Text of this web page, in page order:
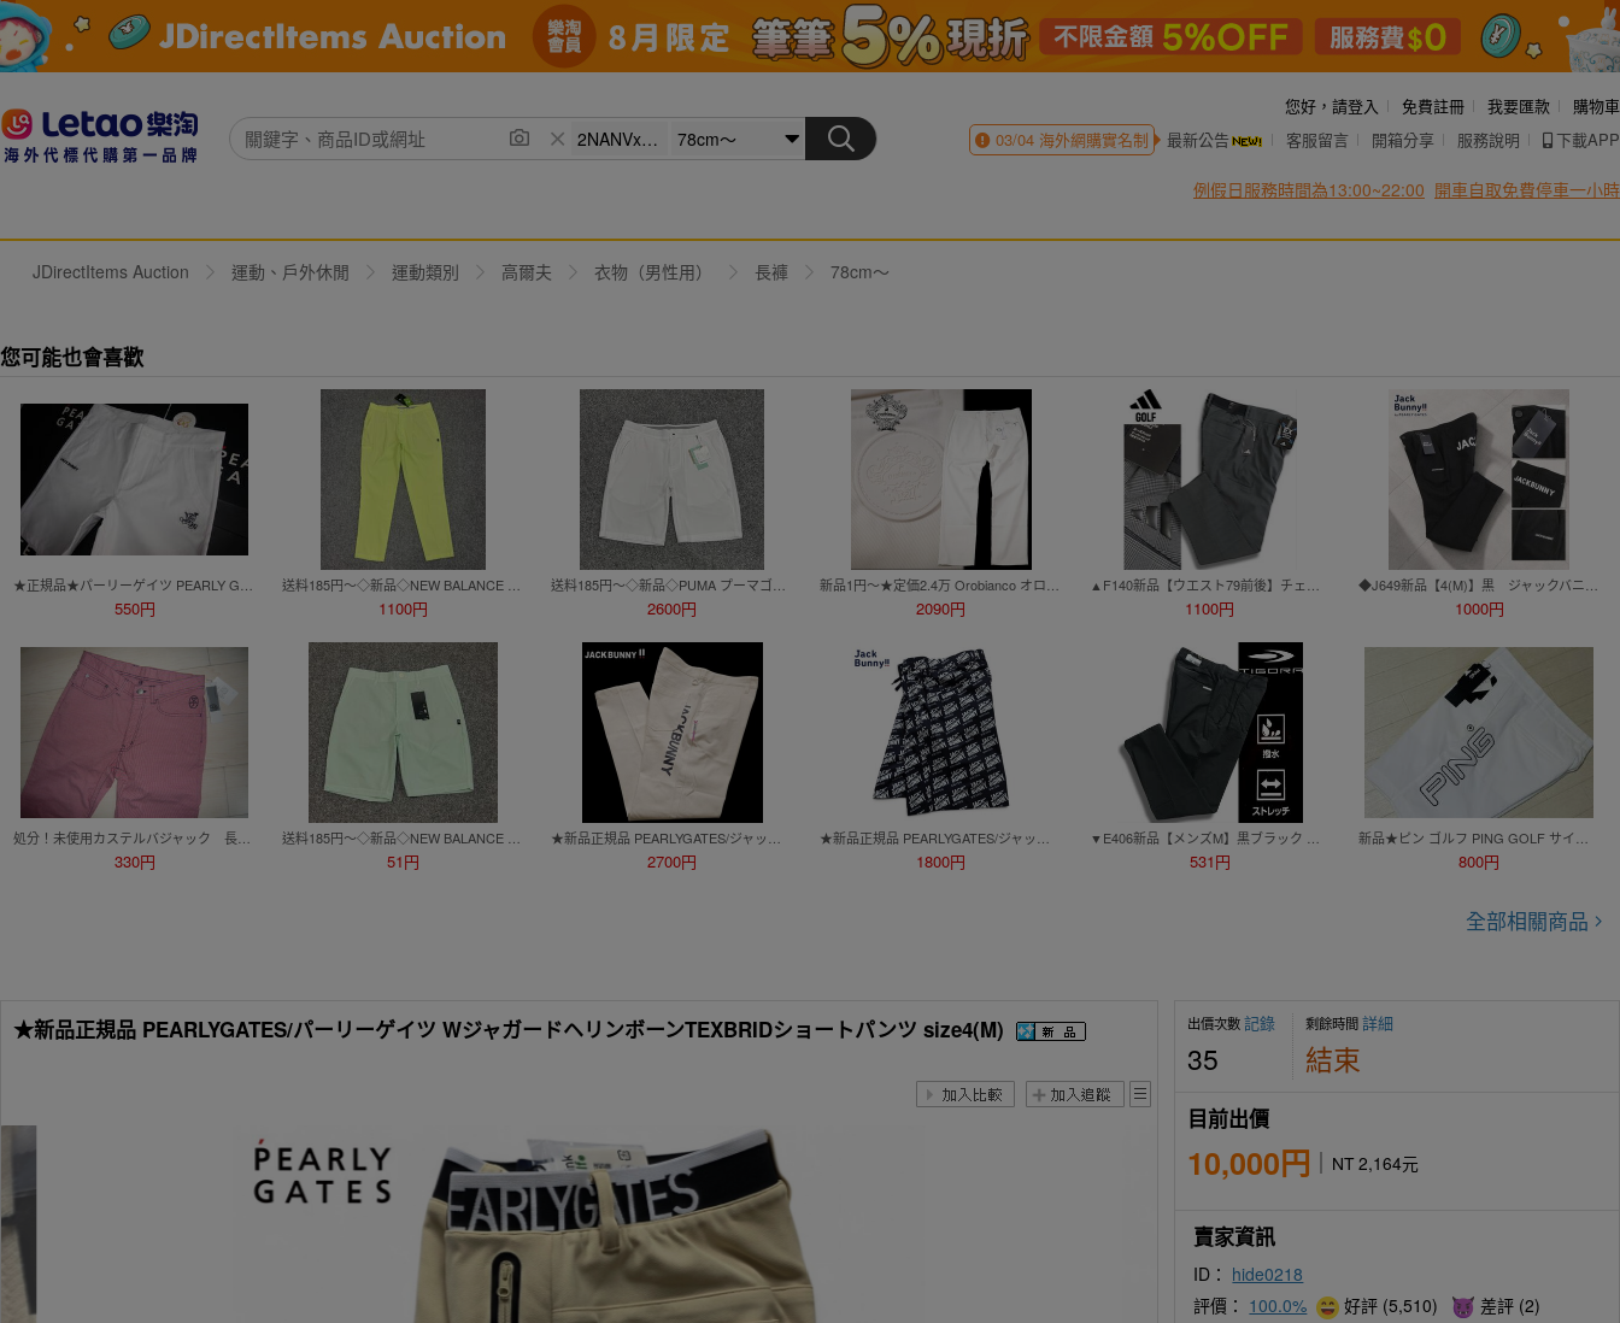
您好， 請登入 免費註冊 我要匯款
購物車
03/04海外網購實名制 最新公告 客服留言 開箱分享 服務說明 下載APP
例假日服務時間為13:00~22:00 開車自取免費停車一小時
JDirectItems Auction 運動、戶外休閒 運動類別 高爾夫 衣物（男性用） 長褲 78cm～
您可能也會喜歡
550円 1100円 2600円 2090円 1100円 1000円
330円 51円 2700円 1800円 531円 800円
全部相關商品
★新品正規品 PEARLYGATES/パーリーゲイツ WジャガードヘリンボーンTEXBRIDショートパンツ size4(M) 出價次數記錄
35
剩餘時間詳細
結束
目前出價
10,000円 NT 2,164元
賣家資訊
ID： hide0218
評價： 100.0% 好評 (5,510) 差評 (2)